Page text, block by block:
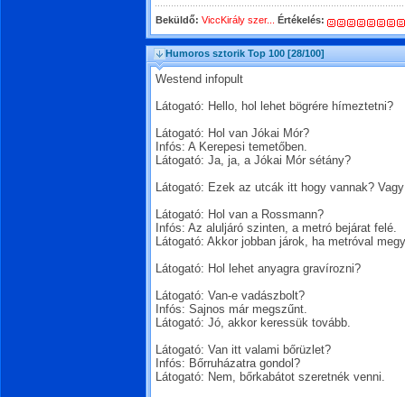
Beküldő: ViccKirály szer... Értékelés:
Humoros sztorik Top 100 [28/100]
Westend infopult
Látogató: Hello, hol lehet bögrére hímeztetni?
Látogató: Hol van Jókai Mór?
Infós: A Kerepesi temetőben.
Látogató: Ja, ja, a Jókai Mór sétány?
Látogató: Ezek az utcák itt hogy vannak?
Látogató: Hol van a Rossmann?
Infós: Az aluljáró szinten, a metró bejárat felé.
Látogató: Akkor jobban járok, ha metróval
Látogató: Hol lehet anyagra gravírozni?
Látogató: Van-e vadászbolt?
Infós: Sajnos már megszűnt.
Látogató: Jó, akkor keressük tovább.
Látogató: Van itt valami bőrüzlet?
Infós: Bőrruházatra gondol?
Látogató: Nem, bőrkabátot szeretnék venni.